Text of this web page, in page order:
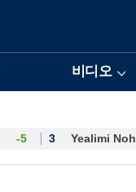
비디오
-5 3 Yealimi Noh